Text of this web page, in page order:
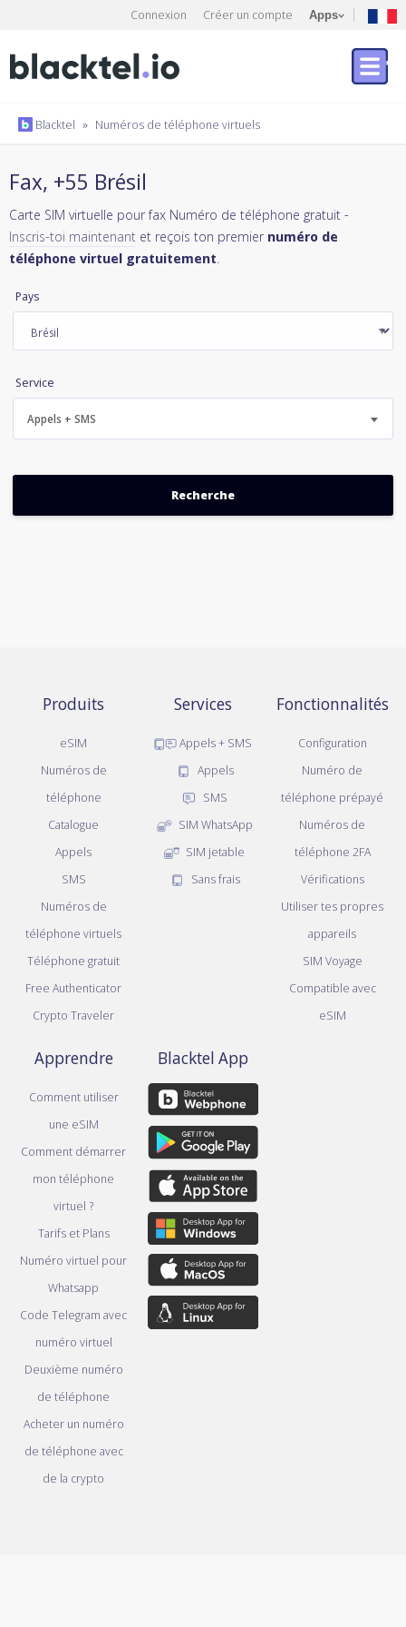
Connexion Créer un compte Apps
Blacktel » Numéros de téléphone virtuels
Fax, +55 Brésil
Carte SIM virtuelle pour fax Numéro de téléphone gratuit -
Inscris-toi maintenant et reçois ton premier numéro de
téléphone virtuel gratuitement.
Pays
Service
Appels + SMS
Produits
eSIM
Numéros de
téléphone
Catalogue
Appels
SMS
Numéros de
téléphone virtuels
Téléphone gratuit
Free Authenticator
Crypto Traveler
Services
Appels + SMS
Appels
SMS
SIM WhatsApp
SIM jetable
Sans frais
Fonctionnalités
Configuration
Numéro de
téléphone prépayé
Numéros de
téléphone 2FA
Vérifications
Utiliser tes propres
appareils
SIM Voyage
Compatible avec
eSIM
Apprendre
Comment utiliser
une eSIM
Comment démarrer
mon téléphone
virtuel ?
Tarifs et Plans
Numéro virtuel pour
Whatsapp
Code Telegram avec
numéro virtuel
Deuxième numéro
de téléphone
Acheter un numéro
de téléphone avec
de la crypto
Blacktel App